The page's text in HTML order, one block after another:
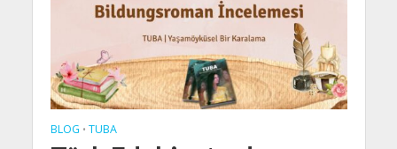
BLOG • TUBA